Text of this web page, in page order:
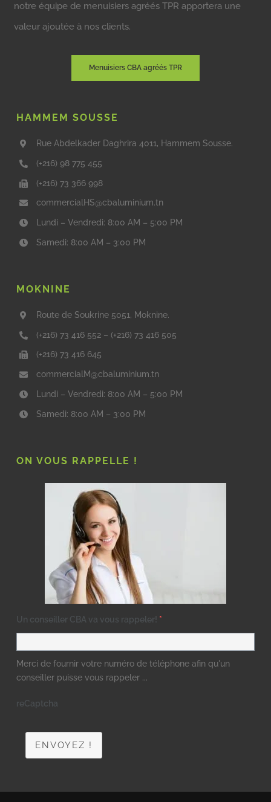
notre équipe de menuisiers agréés TPR apportera une
valeur ajoutée à nos clients.
Menuisiers CBA agréés TPR
HAMMEM SOUSSE
Rue Abdelkader Daghrira 4011, Hammem Sousse.
(+216) 98 775 455
(+216) 73 366 998
commercialHS@cbaluminium.tn
Lundi – Vendredi: 8:00 AM – 5:00 PM
Samedi: 8:00 AM – 3:00 PM
MOKNINE
Route de Soukrine 5051, Moknine.
(+216) 73 416 552 – (+216) 73 416 505
(+216) 73 416 645
commercialM@cbaluminium.tn
Lundi – Vendredi: 8:00 AM – 5:00 PM
Samedi: 8:00 AM – 3:00 PM
ON VOUS RAPPELLE !
Un conseiller CBA va vous rappeler! *
Merci de fournir votre numéro de téléphone afin qu'un
conseiller puisse vous rappeler ...
reCaptcha
ENVOYEZ !